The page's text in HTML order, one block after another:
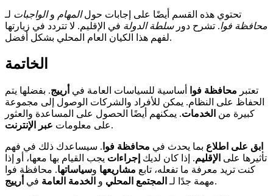
تحتوي هذه القسم أيضًا على إجابات حولالمهام والواجبات لـ
محافظة فوا. تشرح دورسلطة الدولة في الإقليم. لا تتردد في زيارتها
لفهم هذا الكيان العام المحلي بشكل أفضل.
الخاتمة
تعتبر محافظة فوا أساسية للسياسات العامة في أرييج. بفضلها يتم
الحفاظ على النظام. يمكن للأفراد والشركات الوصول إلى مجموعة
كبيرة من الخدمات. يمكنهم أيضًا الحصول على المساعدة والعثور
على معلومات عبر الإنترنت .
ابق على اطلاع بما يحدث في محافظة فوا . سيساعدك ذلك في فهم
تأثيرها على الإقليم. إذا كان لديك إجراءات يجب القيام بها معها، أو إذا
كنت تريد معرفة ما تفعله، تابع مشاريعها وسياساتها. محافظة فوا
مهمة جدًا لـ المجتمع المحلي و الخدمة العامة في أرييج .